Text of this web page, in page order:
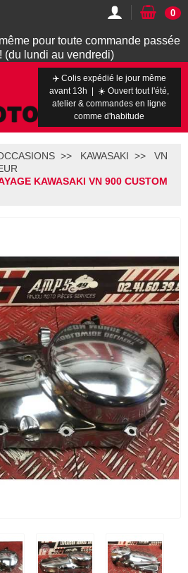
pour toute commande passée
(du lundi au vendredi)
0
✈️ Colis expédié le jour même
avant 13h | ☀️ Ouvert tout l'été,
atelier & commandes en ligne
comme d'habitude
KAWASAKI
VN
KAWASAKI VN 900 CUSTOM